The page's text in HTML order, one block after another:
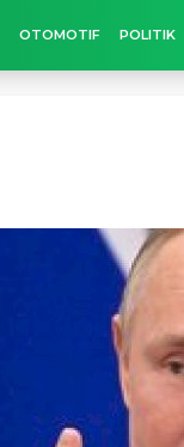
OTOMOTIF POLITIK